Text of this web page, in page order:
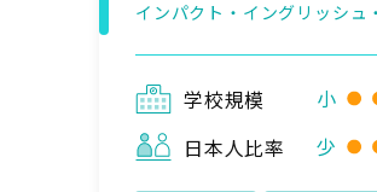
インパクト・イングリッシ
学校規模 小
日本人比率
少